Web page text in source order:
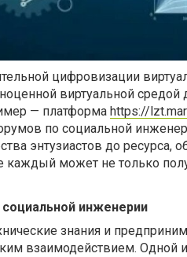
цифровизации
виртуальной
— платформа https://
по социальной
энтузиастов до
каждый может не только
социальной инженерии
знания и
взаимодействием. Одной